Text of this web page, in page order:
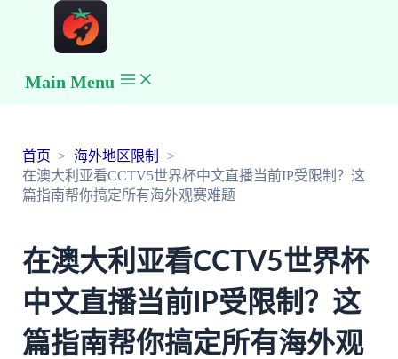
Main Menu
首页
海外地区限制
在澳大利亚看CCTV5世界杯中文直播当前IP受限制？这
篇指南帮你搞定所有海外观赛难题
在澳大利亚看CCTV5世界杯
中文直播当前IP受限制？这
篇指南帮你搞定所有海外观